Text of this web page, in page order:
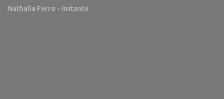
Nathalia Ferro - Instante